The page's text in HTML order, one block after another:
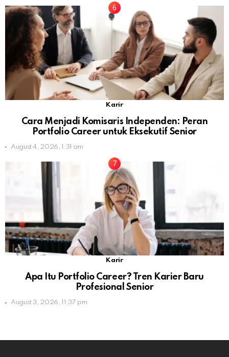
Karir
Cara Menjadi Komisaris Independen: Peran
Portfolio Career untuk Eksekutif Senior
August 4, 2026, 1:31 am
Karir
Apa Itu Portfolio Career? Tren Karier Baru
Profesional Senior
August 3, 2026, 11:37 pm